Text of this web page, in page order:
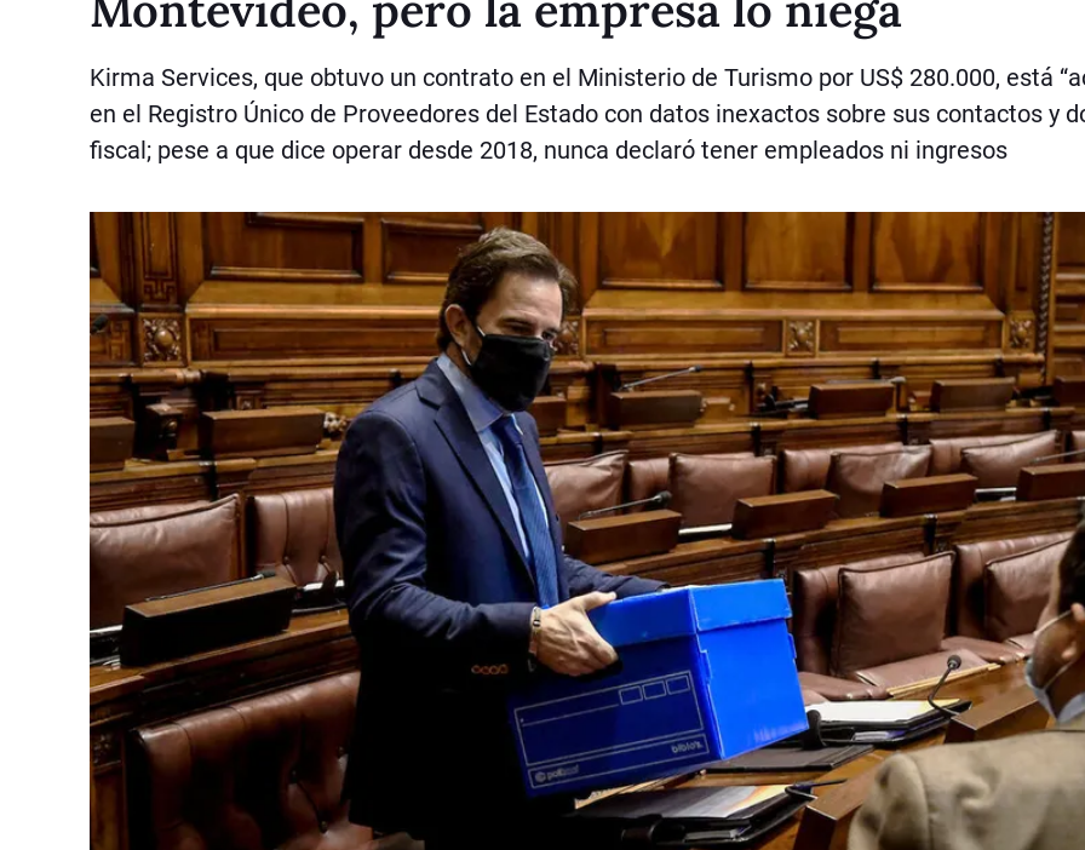
Kirma Services, que obtuvo un contrato en el Ministerio de Turismo por US$ 280.000, está
en el Registro Único de Proveedores del Estado con datos inexactos sobre sus contactos y
fiscal; pese a que dice operar desde 2018, nunca declaró tener empleados ni ingresos